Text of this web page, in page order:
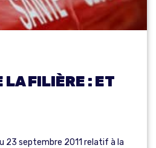
LA FILIÈRE : ET
23 septembre 2011 relatif à la